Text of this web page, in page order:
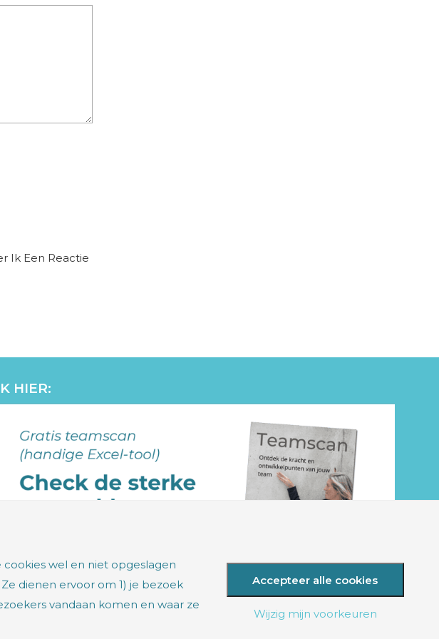
Ik Een Reactie
HIER:
wel en niet opgeslagen
dienen ervoor om 1) je bezoek
vandaan komen en waar ze
Accepteer alle cookies
Wijzig mijn voorkeuren